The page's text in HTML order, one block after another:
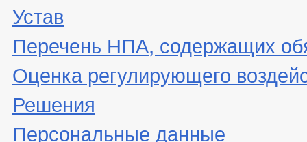
Устав
Перечень НПА, содержащих
Оценка регулирующего
Решения
Персональные данные